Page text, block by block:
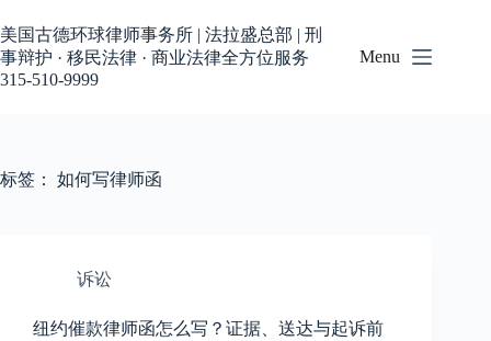
过
内
容
美国古德环球律师事务所 | 法拉盛总部 | 刑
事辩护 · 移民法律 · 商业法律全方位服务
315-510-9999
Menu
标签： 如何写律师函
诉讼
纽约催款律师函怎么写？证据、送达与起诉前